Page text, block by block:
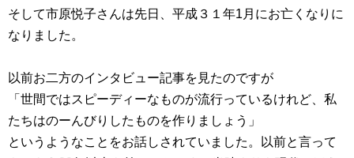
そして市原悦子さんは先日、平成３１年1月にお亡くなりに
なりました。
以前お二方のインタビュー記事を見たのですが
「世間ではスピーディーなものが流行っているけれど、私
たちはのーんびりしたものを作りましょう」
というようなことをお話しされていました。以前と言って